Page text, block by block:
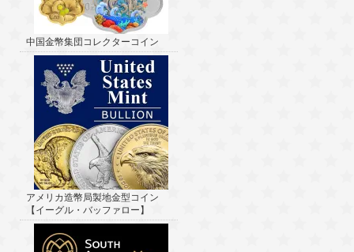
中国金幣集団コレクターコイン
アメリカ造幣局製地金型コイン
【イーグル・バッファロー】